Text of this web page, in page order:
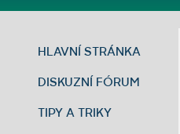
HLAVNÍ STRÁNKA
DISKUZNÍ FÓRUM
TIPY A TRIKY